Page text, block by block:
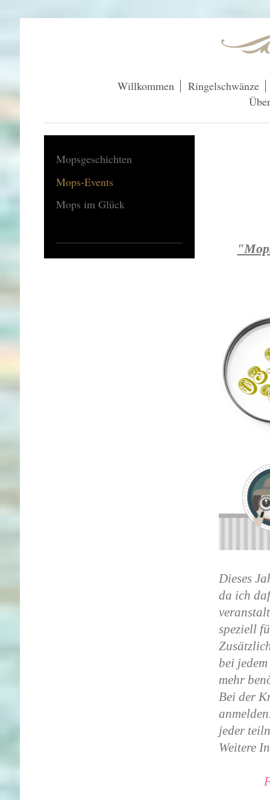
Willkommen
Ringelschwänze
Dieses
da ich
speziell
bei
mehr
Bei der
jeder
Weitere
Mopsgeschichten
Mops-Events
Mops im Glück